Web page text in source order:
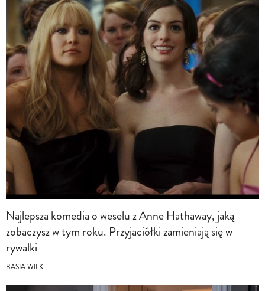
Najlepsza komedia o weselu z Anne Hathaway, jaką
zobaczysz w tym roku. Przyjaciółki zamieniają się w
rywalki
BASIA WILK